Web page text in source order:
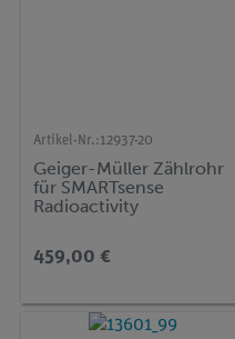
Artikel-Nr.:12937-20
Geiger-Müller Zählrohr
für SMARTsense
Radioactivity
459,00 €